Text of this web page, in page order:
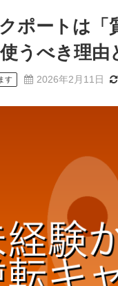
ポートは
うべき理由
す 2026年2月11日